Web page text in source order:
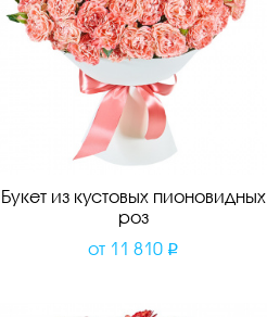
Букет из кустовых пионовидных
роз
от 11 810